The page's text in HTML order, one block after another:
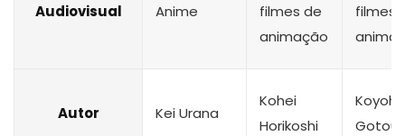
Audiovisual Anime
filmes de
animação
filmes
Autor Kei Urana
Kohei
Horikoshi